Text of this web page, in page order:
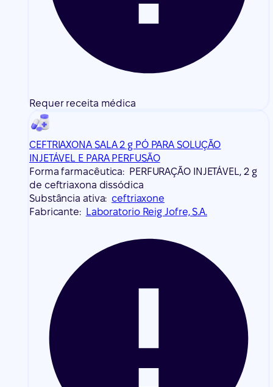
Requer receita médica
CEFTRIAXONA SALA 2 g PÓ PARA SOLUÇÃO
INJETÁVEL E PARA PERFUSÃO
Forma farmacêutica: PERFURAÇÃO INJETÁVEL, 2 g
de ceftriaxona dissódica
Substância ativa: ceftriaxone
Fabricante:
Laboratorio Reig Jofre, S.A.